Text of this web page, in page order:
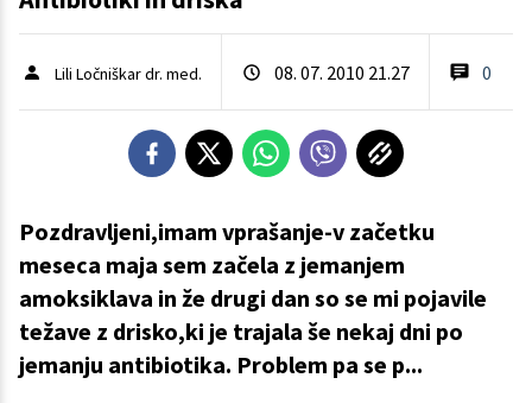
Lili Ločniškar dr. med. 08. 07. 2010 21.27 0
Pozdravljeni,imam vprašanje-v začetku
meseca maja sem začela z jemanjem
amoksiklava in že drugi dan so se mi pojavile
težave z drisko,ki je trajala še nekaj dni po
jemanju antibiotika. Problem pa se p...